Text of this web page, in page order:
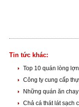
Tin tức khác:
Top 10 quán lòng
Công ty cung cấp
Những quán ăn
Chả cá thát lát sạch